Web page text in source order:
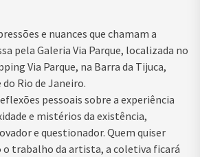
e nuances que chamam a
pela Galeria Via Parque, localizada no
Via Parque, na Barra da Tijuca,
Rio de Janeiro.
pessoais sobre a experiência
e mistérios da existência,
e questionador. Quem quiser
trabalho da artista, a coletiva ficará